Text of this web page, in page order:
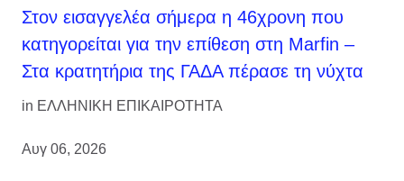
Στον εισαγγελέα σήμερα η 46χρονη που
κατηγορείται για την επίθεση στη Marfin –
Στα κρατητήρια της ΓΑΔΑ πέρασε τη νύχτα
in ΕΛΛΗΝΙΚΗ ΕΠΙΚΑΙΡΟΤΗΤΑ
Αυγ 06, 2026